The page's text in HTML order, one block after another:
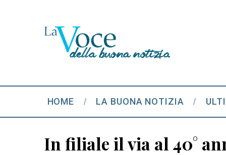
HOME LA BUONA NOTIZIA
In filiale il via al 40°